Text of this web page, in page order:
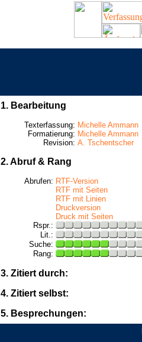
1. Bearbeitung
Texterfassung: Michelle Ammann
Formatierung: Michelle Ammann
Revision: A. Tschentscher
2. Abruf & Rang
Abrufen: RTF-Version
RTF mit Seiten
RTF mit Linien
Druckversion
Druck mit Seiten
Rspr.:
Lit.:
Suche:
Rang:
3. Zitiert durch:
4. Zitiert selbst:
5. Besprechungen: